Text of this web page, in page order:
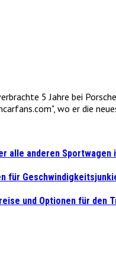
5 Jahre bei
wo er die
alle anderen
für
und Optionen für den